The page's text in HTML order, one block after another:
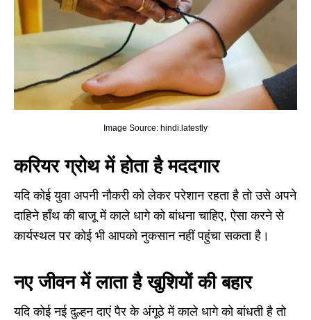
Image Source: hindi.latestly
करियर ग्रोथ में होता है मददगार
यदि कोई युवा अपनी नौकरी को लेकर परेशान रहता है तो उसे अपने
दाहिने हाँथ की बाजू में काले धागे को बांधना चाहिए, ऐसा करने से
कार्यस्थल पर कोई भी आपको नुकसान नहीं पहुंचा सकता है।
नए जीवन में लाता है खुशियों की बहार
यदि कोई नई दुल्हन दाएं पैर के अंगूठे में काले धागे को बांधती है तो